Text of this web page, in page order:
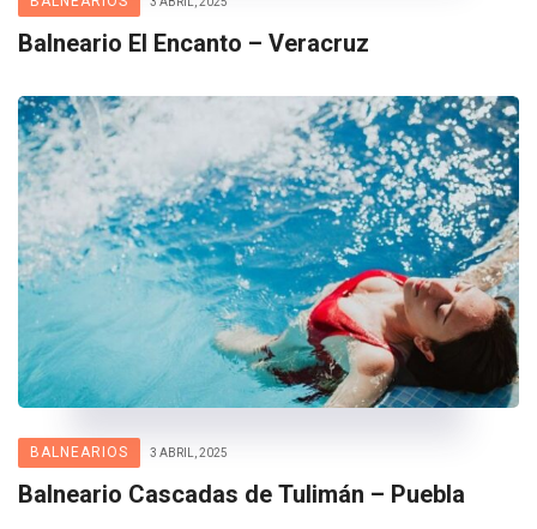
Balneario El Encanto – Veracruz
BALNEARIOS 3 ABRIL, 2025
Balneario Cascadas de Tulimán – Puebla